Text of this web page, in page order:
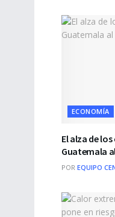
ECONOMÍA
El alza de
Guatemala
POR EQUIPO